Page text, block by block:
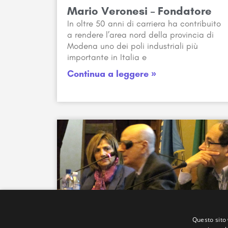
Mario Veronesi – Fondatore
In oltre 50 anni di carriera ha contribuito
a rendere l’area nord della provincia di
Modena uno dei poli industriali più
importante in Italia e
Continua a leggere »
Questo